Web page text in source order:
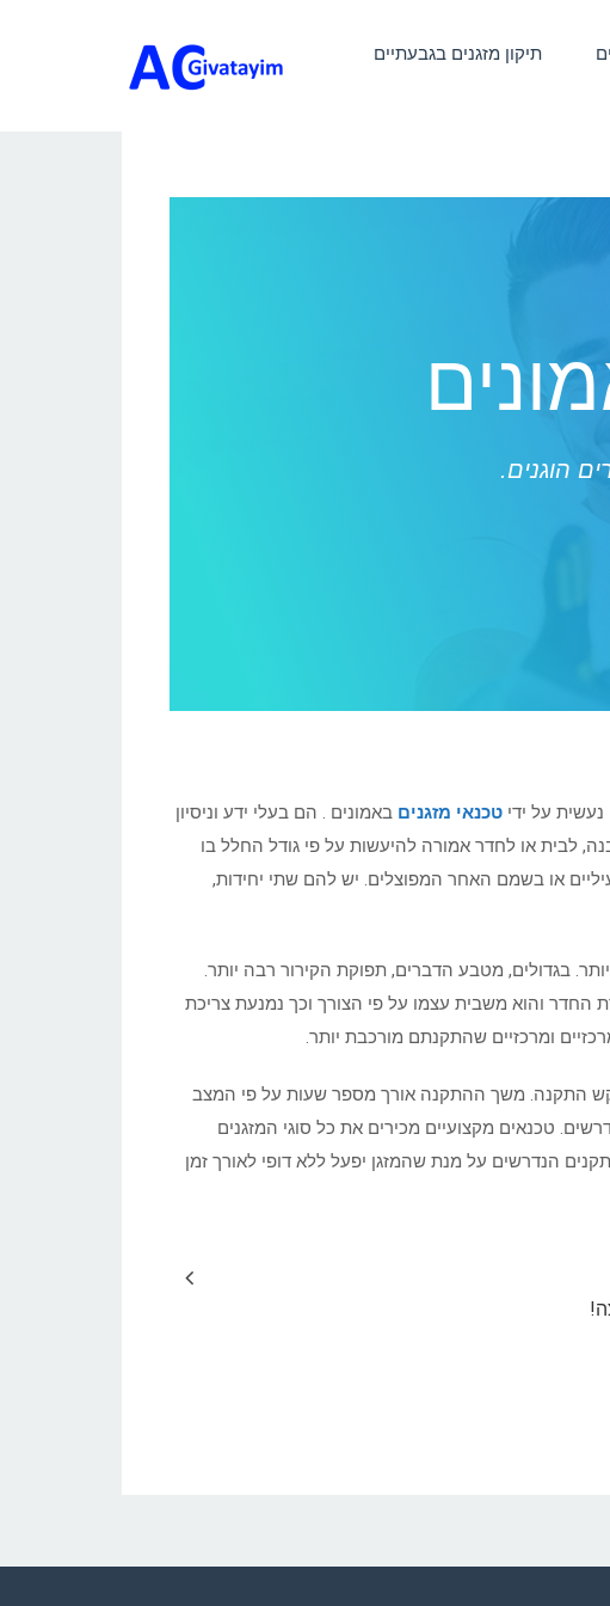
תיקון מזגנים בגבעתיים
הוגנים.
על ידי טכנאי מזגנים באמונים . הם בעלי ידע וניסיון
לבית או לחדר אמורה להיעשות על פי גודל החלל בו
או בשמם האחר המפוצלים. יש להם שתי יחידות,
של כ 1 כוח סוס בעוד שבחדרים גדולים יש צורך בגדולים יותר של כ 3 או 4 כוח סוס ויותר. בגדולים, מטבע הדברים, תפוקת הקירור רבה יותר.
החדר והוא משבית עצמו על פי הצורך וכך נמנעת צריכת
ומרכזיים שהתקנתם מורכבת יותר.
התקנה. משך ההתקנה אורך מספר שעות על פי המצב
טכנאים מקצועיים מכירים את כל סוגי המזגנים
הנדרשים על מנת שהמזגן יפעל ללא דופי לאורך זמן